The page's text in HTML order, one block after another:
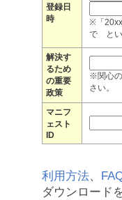
登録日
時
※「
で とい
解決す
るため
の重要
政策
※関心
さい。
マニフ
ェスト
ID
利用方法、
ダウンロード